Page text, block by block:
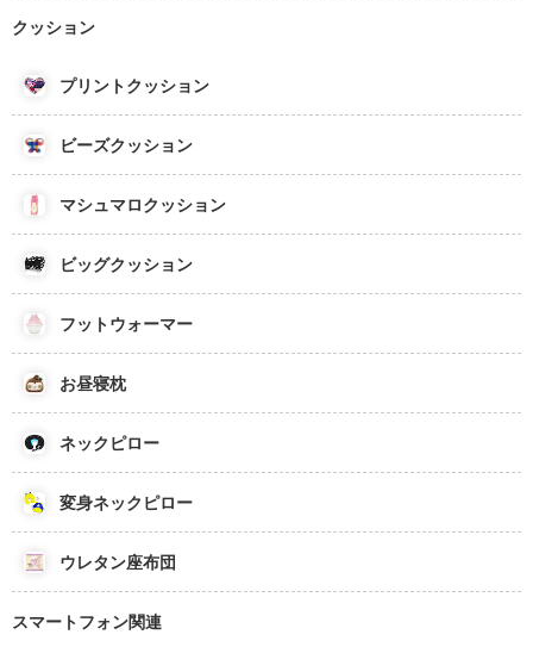
クッション
プリントクッション
ビーズクッション
マシュマロクッション
ビッグクッション
フットウォーマー
お昼寝枕
ネックピロー
変身ネックピロー
ウレタン座布団
スマートフォン関連